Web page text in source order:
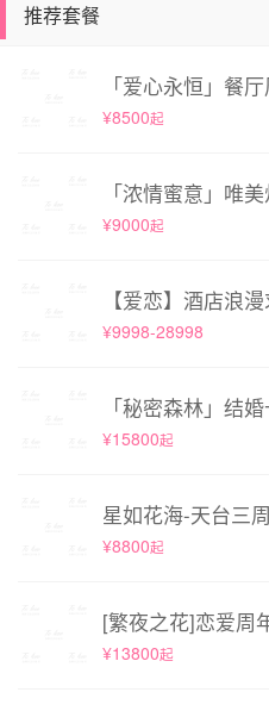
推荐套餐
「爱心永恒」餐
¥8500起
「浓情蜜意」唯
¥9000起
【爱恋】酒店浪
¥9998-28998
「秘密森林」结
¥15800起
星如花海-天台三
¥8800起
[繁夜之花]恋爱周
¥13800起